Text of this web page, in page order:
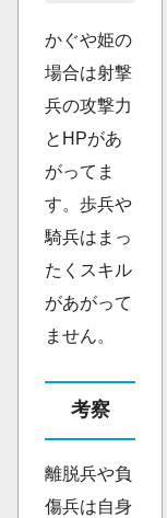
かぐや姫の
場合は射撃
兵の攻撃力
とHPがあ
がってま
す。歩兵や
騎兵はまっ
たくスキル
があがって
ません。
考察
離脱兵や負
傷兵は自身